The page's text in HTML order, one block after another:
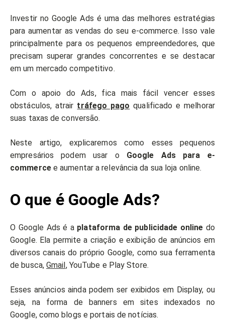
Investir no Google Ads é uma das melhores estratégias
para aumentar as vendas do seu e-commerce. Isso vale
principalmente para os pequenos empreendedores, que
precisam superar grandes concorrentes e se destacar
em um mercado competitivo.
Com o apoio do Ads, fica mais fácil vencer esses
obstáculos, atrair tráfego pago qualificado e melhorar
suas taxas de conversão.
Neste artigo, explicaremos como esses pequenos
empresários podem usar o Google Ads para e-
commerce e aumentar a relevância da sua loja online.
O que é Google Ads?
O Google Ads é a plataforma de publicidade online do
Google. Ela permite a criação e exibição de anúncios em
diversos canais do próprio Google, como sua ferramenta
de busca, Gmail, YouTube e Play Store.
Esses anúncios ainda podem ser exibidos em Display, ou
seja, na forma de banners em sites indexados no
Google, como blogs e portais de notícias.